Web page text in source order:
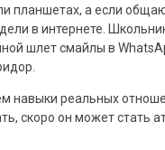
планшетах, а если
в интернете.
шлет смайлы в
навыки реальных
скоро он может стать